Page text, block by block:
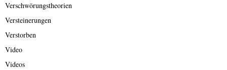
Verschwörungstheorien
Versteinerungen
Verstorben
Video
Videos